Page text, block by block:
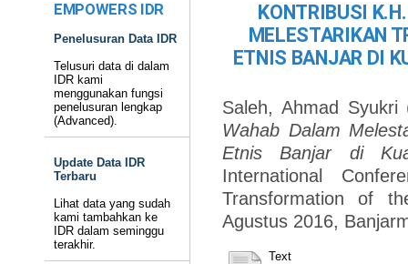
EMPOWERS IDR
Penelusuran Data IDR
Telusuri data di dalam
IDR kami
menggunakan fungsi
penelusuran lengkap
(Advanced).
Update Data IDR
Terbaru
Lihat data yang sudah
kami tambahkan ke
IDR dalam seminggu
terakhir.
KONTRIBUSI
MELESTARIKAN
ETNIS BANJAR DI
Saleh, Ahmad Syukri
Wahab Dalam
Etnis Banjar di
International
Transformation of
Agustus 2016,
Text